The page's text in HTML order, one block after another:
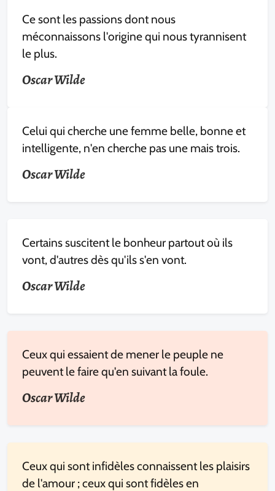
Ce sont les passions dont nous
méconnaissons l'origine qui nous tyrannisent
le plus.
Oscar Wilde
Celui qui cherche une femme belle, bonne et
intelligente, n'en cherche pas une mais trois.
Oscar Wilde
Certains suscitent le bonheur partout où ils
vont, d'autres dès qu'ils s'en vont.
Oscar Wilde
Ceux qui essaient de mener le peuple ne
peuvent le faire qu'en suivant la foule.
Oscar Wilde
Ceux qui sont infidèles connaissent les plaisirs
de l'amour ; ceux qui sont fidèles en